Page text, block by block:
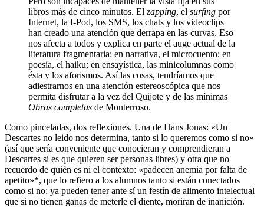
libros más de cinco minutos. El zapping, el surfing por
Internet, la I-Pod, los SMS, los chats y los videoclips
han creado una atención que derrapa en las curvas. Eso
nos afecta a todos y explica en parte el auge actual de la
literatura fragmentaria: en narrativa, el microcuento; en
poesía, el haiku; en ensayística, las minicolumnas como
ésta y los aforismos. Así las cosas, tendríamos que
adiestrarnos en una atención estereoscópica que nos
permita disfrutar a la vez del Quijote y de las mínimas
Obras completas de Monterroso.
Como pinceladas, dos reflexiones. Una de Hans Jonas: «Un
Descartes no leido nos determina, tanto si lo queremos como si no»
(así que sería conveniente que conocieran y comprendieran a
Descartes si es que quieren ser personas libres) y otra que no
recuerdo de quién es ni el contexto: «padecen anemia por falta de
apetito»*, que lo refiero a los alumnos tanto si están conectados
como si no: ya pueden tener ante sí un festín de alimento intelectual
que si no tienen ganas de meterle el diente, moriran de inanición.